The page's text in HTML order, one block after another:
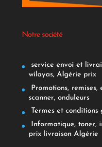
Notre société
service envoi et
wilayas, Algérie prix
Promotions,
scanner, onduleurs
Termes et conditions
Informatique, toner,
prix livraison Algérie